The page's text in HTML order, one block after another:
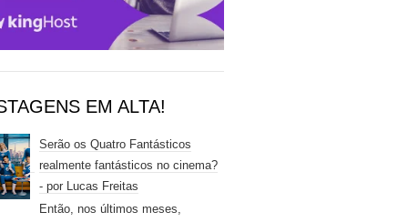
EM ALTA!
Serão os Quatro Fantásticos
realmente fantásticos no cinema?
- por Lucas Freitas
Então, nos últimos meses,